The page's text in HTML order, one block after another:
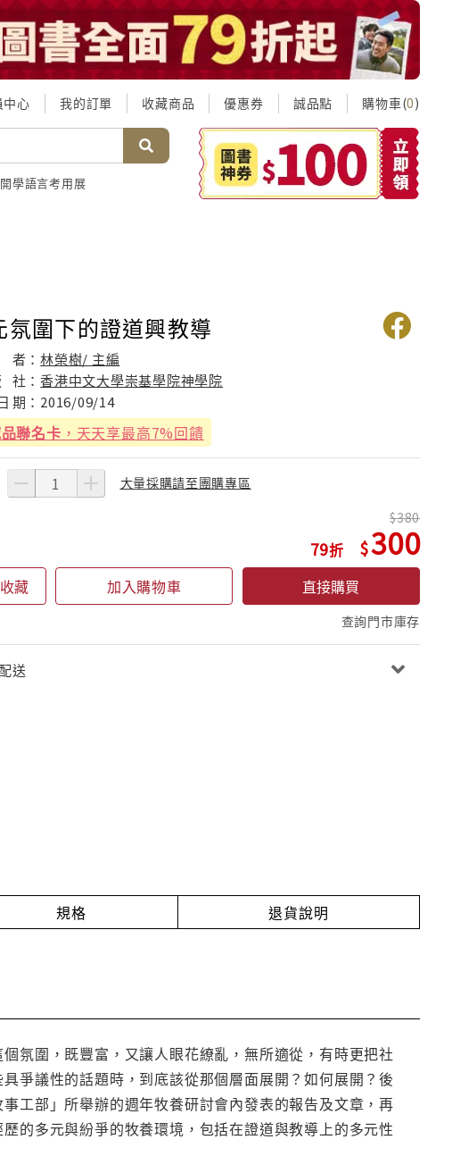
中心 我的訂單 收藏商品 優惠券 誠品點 購物車(0)
開學語言考用展
氛圍下的證道興教導
者：林榮樹/ 主編
社：香港中文大學崇基學院神學院
期： 2016/09/14
聯名卡 ，天天享最高7%回饋
大量採購請至團購專區
79
380
300
收藏 加入購物車 直接購買
查詢門市庫存
送
規格 退貨說明
氛圍，既豐富，又讓人眼花繚亂，無所適從，有時更把社
爭議性的話題時，到底該從那個層面展開？如何展開？後
工部」所舉辦的週年牧養研討會內發表的報告及文章，再
的多元與紛爭的牧養環境，包括在證道與教導上的多元性